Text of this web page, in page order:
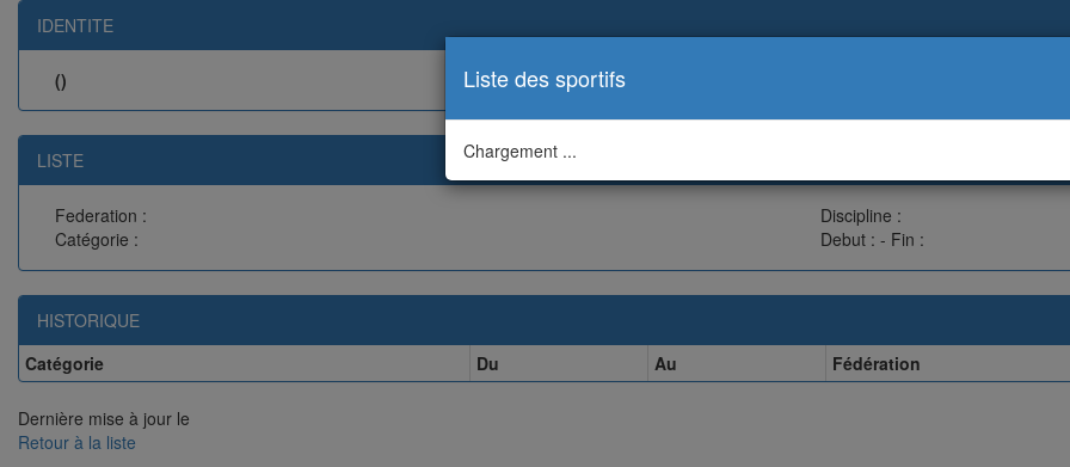
Liste des sportifs
Chargement ...
IDENTITE
()
LISTE
Federation :
Discipline :
Catégorie :
Debut : - Fin :
HISTORIQUE
Catégorie
Du Au Fédération
Dernière mise à jour le
Retour à la liste